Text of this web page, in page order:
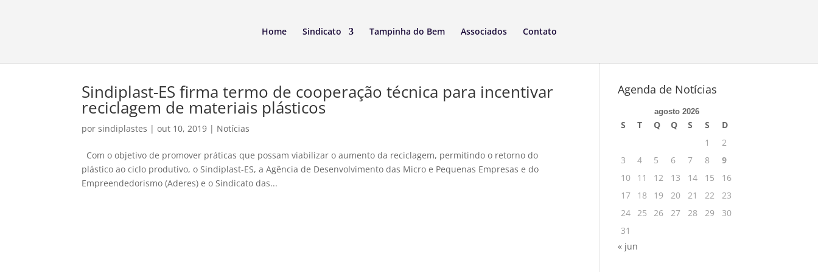
Home Sindicato Tampinha do Bem Associados Contato
Sindiplast-ES firma termo de cooperação técnica para incentivar
reciclagem de materiais plásticos
porsindiplastes |out 10, 2019 | Notícias
Com o objetivo de promover práticas que possam viabilizar o aumento da reciclagem, permitindo o retorno do
plástico ao ciclo produtivo, o Sindiplast-ES, a Agência de Desenvolvimento das Micro e Pequenas Empresas e do
Empreendedorismo (Aderes) e o Sindicato das...
Agenda de Notícias
agosto 2026
S T Q Q S S
D
1
2
3
4 5 6 7 8
9
10
11 12 13 14 15
16
17
18 19 20 21 22
23
24 25 26 27 28 29
30
31
« jun